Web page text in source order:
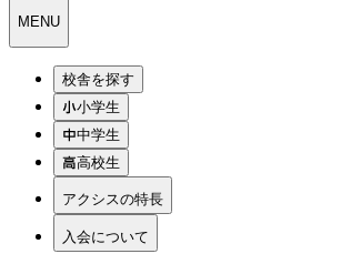
MENU
校舎を探す
小学生
中学生
高校生
アクシスの特長
入会について